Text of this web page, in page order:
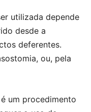
utilizada depende
desde a
deferentes.
ou, pela
um procedimento